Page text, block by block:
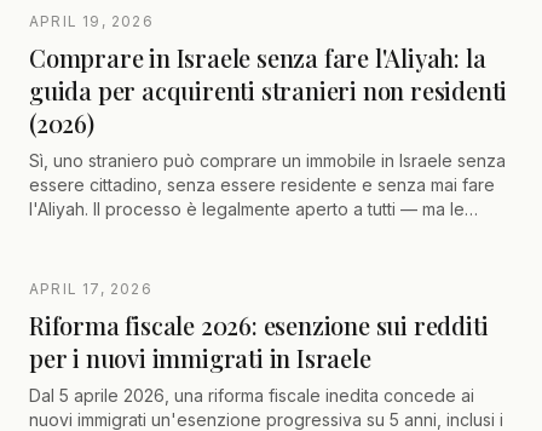
nell'interesse della persona interessata, rispettando al
supervisionata dal tribunale della famiglia, richiede una
preparazione rigorosa e un accompagnamento
professionale per garantire una procedura fluida, rapida e
adattata a ogni situazione familiare.
APRIL 19, 2026
Comprare in Israele senza fare l'Aliyah: la
guida per acquirenti stranieri non residenti
(2026)
Sì, uno straniero può comprare un immobile in Israele senza
essere cittadino, senza essere residente e senza mai fare
l'Aliyah. Il processo è legalmente aperto a tutti — ma le
contributo personale minimo del 50% per la mashkanta,
con la vostra residenza fiscale francese, belga o svizzera.
Questa guida 2026 dettaglia, passo dopo passo, tutte le
specificità dell'acquisto non residente dalla Francia o
dall'estero.
APRIL 17, 2026
Riforma fiscale 2026: esenzione sui redditi
per i nuovi immigrati in Israele
Dal 5 aprile 2026, una riforma fiscale inedita concede ai
nuovi immigrati un'esenzione progressiva su 5 anni, inclusi i